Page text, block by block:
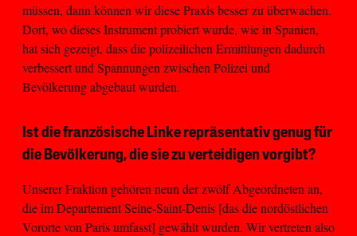
müssen, dann können wir diese Praxis besser zu überwachen.
Dort, wo dieses Instrument probiert wurde, wie in Spanien,
hat sich gezeigt, dass die polizeilichen Ermittlungen dadurch
verbessert und Spannungen zwischen Polizei und
Bevölkerung abgebaut wurden.
Ist die französische Linke repräsentativ genug für
die Bevölkerung, die sie zu verteidigen vorgibt?
Unserer Fraktion gehören neun der zwölf Abgeordneten an,
die im Departement Seine-Saint-Denis [das die nordöstlichen
Vororte von Paris umfasst] gewählt wurden. Wir vertreten also